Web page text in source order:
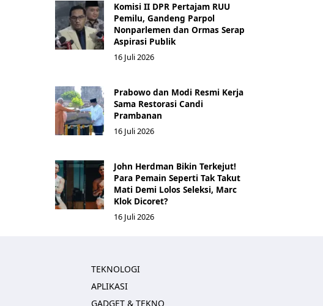
Komisi II DPR Pertajam RUU
Pemilu, Gandeng Parpol
Nonparlemen dan Ormas Serap
Aspirasi Publik
16 Juli 2026
Prabowo dan Modi Resmi Kerja
Sama Restorasi Candi
Prambanan
16 Juli 2026
John Herdman Bikin Terkejut!
Para Pemain Seperti Tak Takut
Mati Demi Lolos Seleksi, Marc
Klok Dicoret?
16 Juli 2026
TEKNOLOGI
APLIKASI
GADGET & TEKNO